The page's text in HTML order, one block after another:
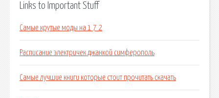
Links to Important Stuff
Самые крутые моды на 1 7 2
Расписание электричек джанкой симферополь
Самые лучшие книги которые стоит прочитать скачать